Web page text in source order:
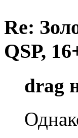
Re:
QSP,
drag